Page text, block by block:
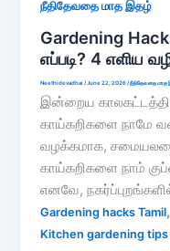
நீதிதேவதை மாத இதழ்
Gardening
எப்படி? 4 எளிய
Neethidevadhai/June 22, 2026/நீதிதேவதை மாத
இன்றைய
காய்கறிகளை நாமே
வழக்கமாக,
காய்கறிகளை நாம்
எனவே,
Gardening hacks Tamil
Kitchen gardening tips